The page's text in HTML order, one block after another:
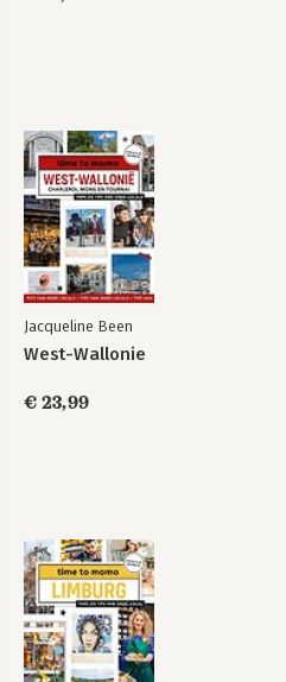
Jacqueline Been
West-Wallonie
€ 23,99